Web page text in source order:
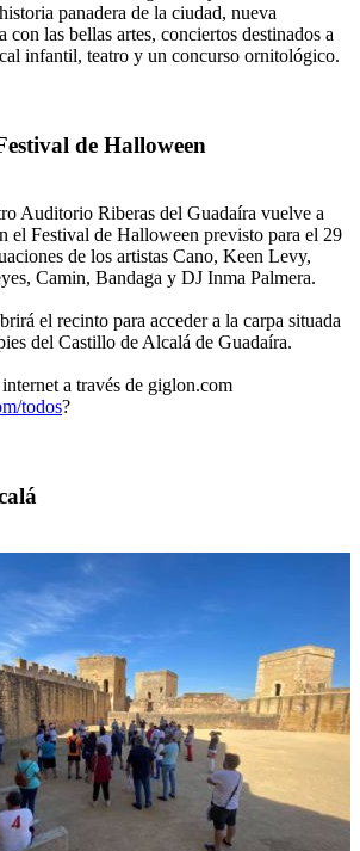
panadera de la ciudad, nueva
con las bellas artes, conciertos destinados a
infantil, teatro y un concurso ornitológico.
de Halloween
Auditorio Riberas del Guadaíra vuelve a
el Festival de Halloween previsto para el 29
de los artistas Cano, Keen Levy,
Camin, Bandaga y DJ Inma Palmera.
el recinto para acceder a la carpa situada
del Castillo de Alcalá de Guadaíra.
a través de giglon.com
todos?